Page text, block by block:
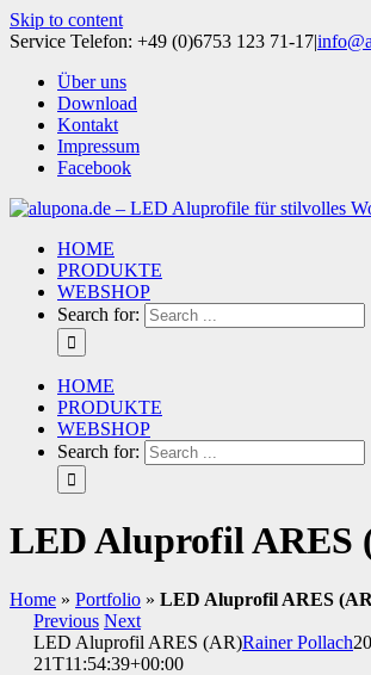
Skip to content
Service Telefon: +49 (0)6753 123 71-17|
Über uns
Download
Kontakt
Impressum
Facebook
HOME
PRODUKTE
WEBSHOP
Search for:
HOME
PRODUKTE
WEBSHOP
Search for:
LED Aluprofil ARES
Home » Portfolio » LED Aluprofil ARES
Previous Next
LED Aluprofil ARES (AR)Rainer Pollach
21T11:54:39+00:00